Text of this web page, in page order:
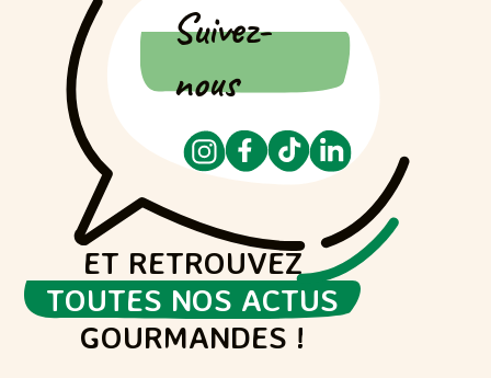
ET RETROUVEZ
TOUTES NOS ACTUS
GOURMANDES !
Suivez-
nous